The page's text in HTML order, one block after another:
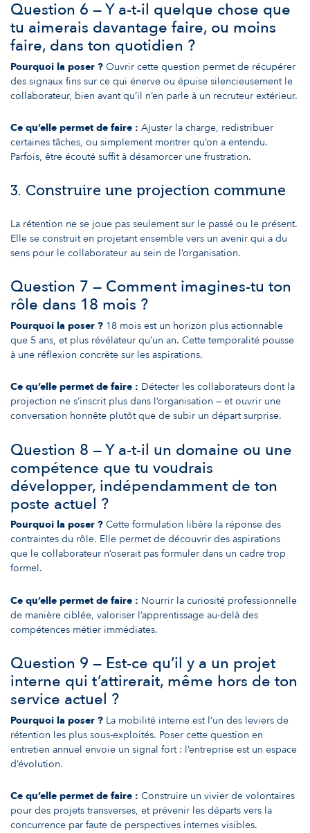
Question 6 — Y a-t-il quelque chose que
tu aimerais davantage faire, ou moins
faire, dans ton quotidien ?
Pourquoi la poser ? Ouvrir cette question permet de récupérer
des signaux fins sur ce qui énerve ou épuise silencieusement le
collaborateur, bien avant qu’il n’en parle à un recruteur extérieur.
Ce qu’elle permet de faire : Ajuster la charge, redistribuer
certaines tâches, ou simplement montrer qu’on a entendu.
Parfois, être écouté suffit à désamorcer une frustration.
3. Construire une projection commune
La rétention ne se joue pas seulement sur le passé ou le présent.
Elle se construit en projetant ensemble vers un avenir qui a du
sens pour le collaborateur au sein de l’organisation.
Question 7 — Comment imagines-tu ton
rôle dans 18 mois ?
Pourquoi la poser ? 18 mois est un horizon plus actionnable
que 5 ans, et plus révélateur qu’un an. Cette temporalité pousse
à une réflexion concrète sur les aspirations.
Ce qu’elle permet de faire : Détecter les collaborateurs dont la
projection ne s’inscrit plus dans l’organisation — et ouvrir une
conversation honnête plutôt que de subir un départ surprise.
Question 8 — Y a-t-il un domaine ou une
compétence que tu voudrais
développer, indépendamment de ton
poste actuel ?
Pourquoi la poser ? Cette formulation libère la réponse des
contraintes du rôle. Elle permet de découvrir des aspirations
que le collaborateur n’oserait pas formuler dans un cadre trop
formel.
Ce qu’elle permet de faire : Nourrir la curiosité professionnelle
de manière ciblée, valoriser l’apprentissage au-delà des
compétences métier immédiates.
Question 9 — Est-ce qu’il y a un projet
interne qui t’attirerait, même hors de ton
service actuel ?
Pourquoi la poser ? La mobilité interne est l’un des leviers de
rétention les plus sous-exploités. Poser cette question en
entretien annuel envoie un signal fort : l’entreprise est un espace
d’évolution.
Ce qu’elle permet de faire : Construire un vivier de volontaires
pour des projets transverses, et prévenir les départs vers la
concurrence par faute de perspectives internes visibles.